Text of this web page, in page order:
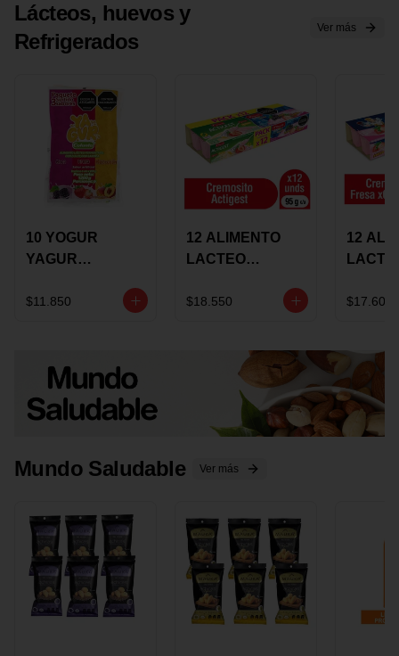
Lácteos, huevos y
Refrigerados
Ver más
10 YOGUR
YAGUR
150ML SURTIDO
$11.850
12 ALIMENTO
LACTEO
ALQUERIA
$18.550
12
$17.600
Mundo Saludable Ver más